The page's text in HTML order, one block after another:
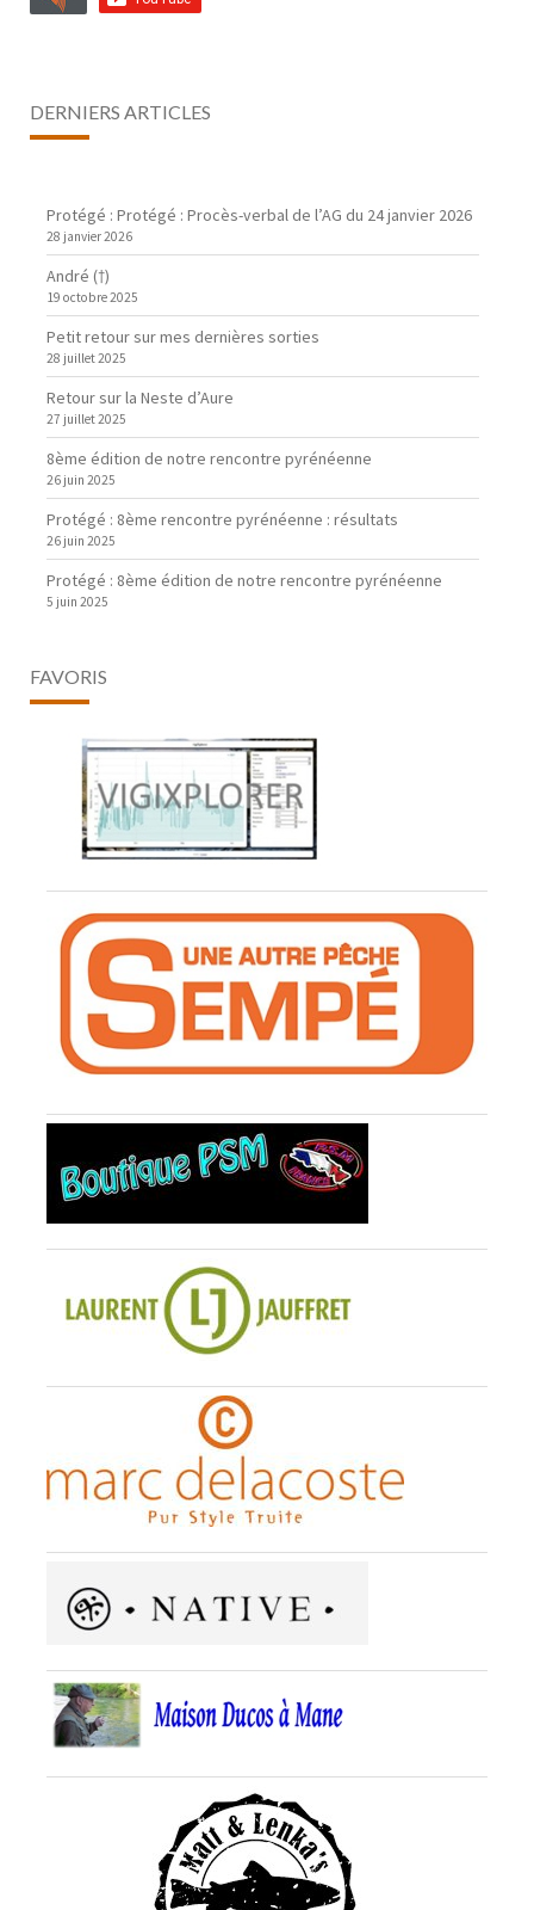
DERNIERS ARTICLES
Protégé : Protégé : Procès-verbal de l’AG du 24 janvier 2026
28 janvier 2026
André (†)
19 octobre 2025
Petit retour sur mes dernières sorties
28 juillet 2025
Retour sur la Neste d’Aure
27 juillet 2025
8ème édition de notre rencontre pyrénéenne
26 juin 2025
Protégé : 8ème rencontre pyrénéenne : résultats
26 juin 2025
Protégé : 8ème édition de notre rencontre pyrénéenne
5 juin 2025
FAVORIS